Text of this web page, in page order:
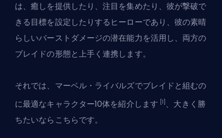
は、癒しを提供したり、注目を集めたり、彼が撃破で
きる目標を設定したりするヒーローであり、彼の素晴
らしいバーストダメージの潜在能力を活用し、両方の
ブレイドの形態と上手く連携します。
それでは、 マーベル・ライバルズでブレイドと組むの
に最適なキャラクター10体を紹介します [1] 、大きく勝
ちたいならこちらです。